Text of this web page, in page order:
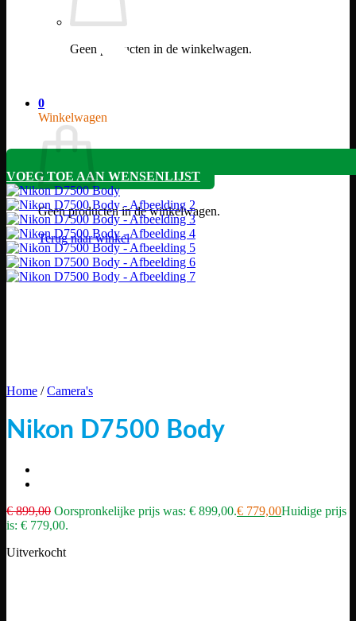
Geen producten in de winkelwagen.
0
Winkelwagen
Geen producten in de winkelwagen.
Terug naar winkel
VOEG TOE AAN WENSENLIJST
Home / Camera's
Nikon D7500 Body
€899,00 Oorspronkelijke prijs was: € 899,00.€ 779,00Huidige prijs
is: € 779,00.
Uitverkocht